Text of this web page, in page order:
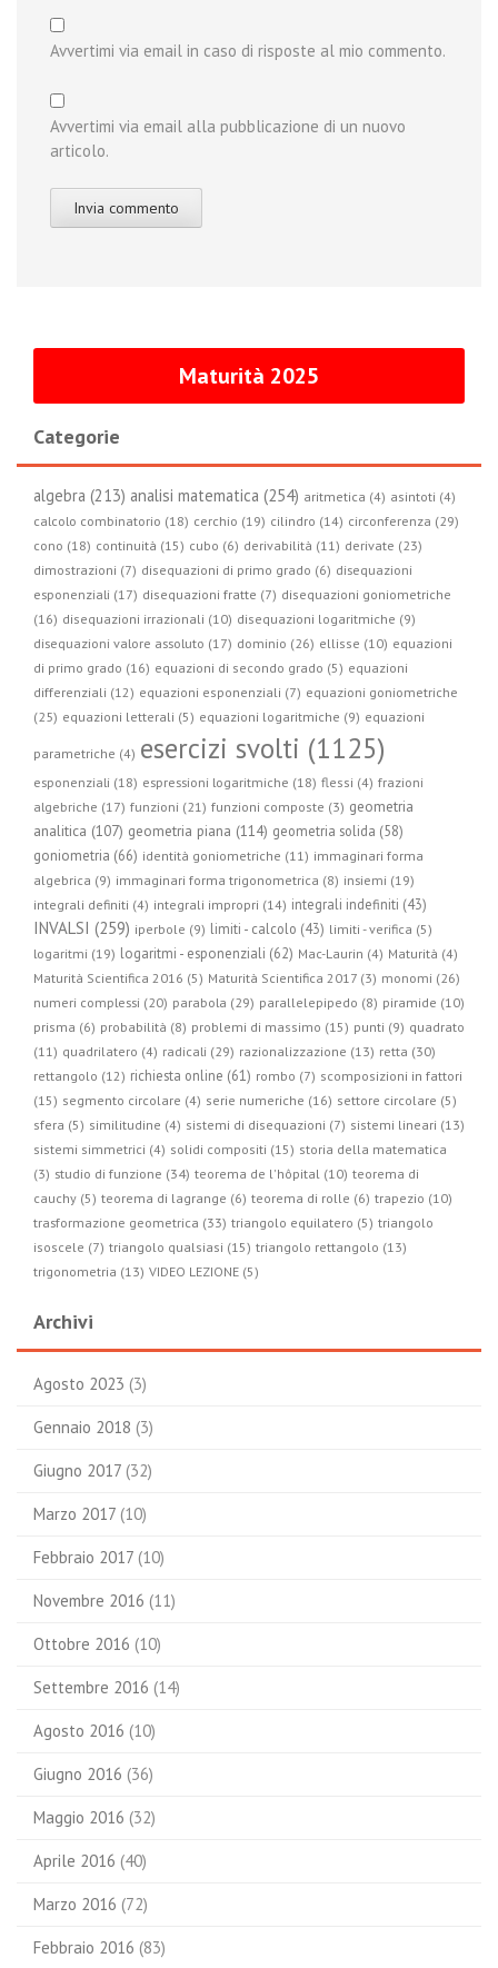
Avvertimi via email in caso di risposte al mio commento.
Avvertimi via email alla pubblicazione di un nuovo
articolo.
Maturità 2025
Categorie
algebra (213) analisi matematica (254) aritmetica (4) asintoti (4)
calcolo combinatorio (18) cerchio (19) cilindro (14) circonferenza (29)
cono (18) continuità (15) cubo (6) derivabilità (11) derivate (23)
dimostrazioni (7) disequazioni di primo grado (6) disequazioni
esponenziali (17) disequazioni fratte (7) disequazioni goniometriche
(16) disequazioni irrazionali (10) disequazioni logaritmiche (9)
disequazioni valore assoluto (17) dominio (26) ellisse (10) equazioni
di primo grado (16) equazioni di secondo grado (5) equazioni
differenziali (12) equazioni esponenziali (7) equazioni goniometriche
(25) equazioni letterali (5) equazioni logaritmiche (9) equazioni
parametriche (4) esercizi svolti (1125)
esponenziali (18) espressioni logaritmiche (18) flessi (4) frazioni
algebriche (17) funzioni (21) funzioni composte (3) geometria
analitica (107) geometria piana (114) geometria solida (58)
goniometria (66) identità goniometriche (11) immaginari forma
algebrica (9) immaginari forma trigonometrica (8) insiemi (19)
integrali definiti (4) integrali impropri (14) integrali indefiniti (43)
INVALSI (259) iperbole (9) limiti - calcolo (43) limiti - verifica (5)
logaritmi (19) logaritmi - esponenziali (62) Mac-Laurin (4) Maturità (4)
Maturità Scientifica 2016 (5) Maturità Scientifica 2017 (3) monomi (26)
numeri complessi (20) parabola (29) parallelepipedo (8) piramide (10)
prisma (6) probabilità (8) problemi di massimo (15) punti (9) quadrato
(11) quadrilatero (4) radicali (29) razionalizzazione (13) retta (30)
rettangolo (12) richiesta online (61) rombo (7) scomposizioni in fattori
(15) segmento circolare (4) serie numeriche (16) settore circolare (5)
sfera (5) similitudine (4) sistemi di disequazioni (7) sistemi lineari (13)
sistemi simmetrici (4) solidi compositi (15) storia della matematica
(3) studio di funzione (34) teorema de l'hôpital (10) teorema di
cauchy (5) teorema di lagrange (6) teorema di rolle (6) trapezio (10)
trasformazione geometrica (33) triangolo equilatero (5) triangolo
isoscele (7) triangolo qualsiasi (15) triangolo rettangolo (13)
trigonometria (13) VIDEO LEZIONE (5)
Archivi
Agosto 2023 (3)
Gennaio 2018 (3)
Giugno 2017 (32)
Marzo 2017 (10)
Febbraio 2017 (10)
Novembre 2016 (11)
Ottobre 2016 (10)
Settembre 2016 (14)
Agosto 2016 (10)
Giugno 2016 (36)
Maggio 2016 (32)
Aprile 2016 (40)
Marzo 2016 (72)
Febbraio 2016 (83)